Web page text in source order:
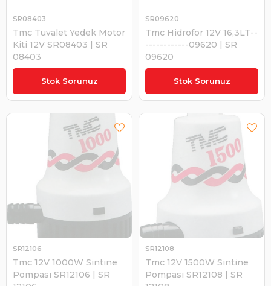
Stok Sorunuz
Tmc Tuvalet Yedek Motor
Kiti 12V SR08403 | SR
08403
SR08403
₺10.281,89 Stok Sorunuz
Tmc Hidrofor 12V 16,3LT--
------------09620 | SR
09620
SR09620
₺5.439,15
Tmc 12V 1000W Sintine
Pompası SR12106 | SR
SR12106
Tmc 12V 1500W Sintine
Pompası SR12108 | SR
SR12108